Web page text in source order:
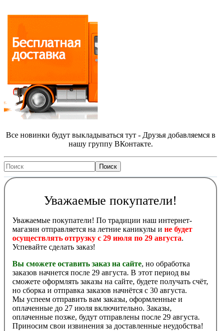
Все новинки будут выкладываться тут - Друзья добавляемся в
нашу группу ВКонтакте.
Уважаемые покупатели!
Уважаемые покупатели! По традиции наш интернет-
магазин отправляется на летние каникулы и не будет
осуществлять отгрузку с 29 июля по 29 августа.
Успевайте сделать заказ!
Вы сможете оставить заказ на сайте, но обработка
заказов начнется после 29 августа. В этот период вы
сможете оформлять заказы на сайте, будете получать счёт,
но сборка и отправка заказов начнётся с 30 августа.
Мы успеем отправить вам заказы, оформленные и
оплаченные до 27 июля включительно. Заказы,
оплаченные позже, будут отправлены после 29 августа.
Приносим свои извинения за доставленные неудобства!